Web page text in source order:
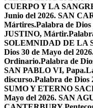
CUERPO Y LA
Junio del 2026. SAN
Mártires.Palabra de
JUSTINO, Mártir.
SOLEMNIDAD DE LA
Dios 30 de Mayo del
Ordinario.Palabra de
SAN PABLO VI, Papa.
discurso.Palabra de Dios
SUMO Y ETERNO
Mayo del 2026. SAN